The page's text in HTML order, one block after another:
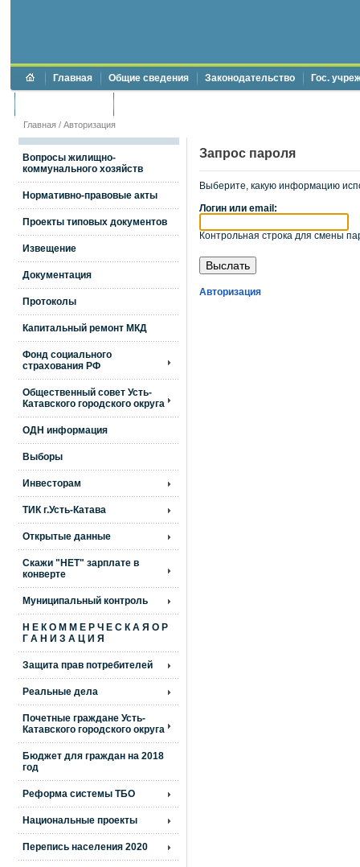
Главная Общие сведения Законодательство Гос.
Главная / Авторизация
Вопросы жилищно-
коммунального хозяйств
Нормативно-правовые акты
Проекты типовых документов
Извещение
Документация
Протоколы
Капитальный ремонт МКД
Фонд социального
страхования РФ
Общественный совет Усть-
Катавского городского округа
ОДН информация
Выборы
Инвесторам
ТИК г.Усть-Катава
Открытые данные
Скажи "НЕТ" зарплате в
конверте
Муниципальный контроль
Н Е К О М М Е Р Ч Е С К А Я О Р
Г А Н И З А Ц И Я
Защита прав потребителей
Реальные дела
Почетные граждане Усть-
Катавского городского округа
Бюджет для граждан на 2018
год
Реформа системы ТБО
Национальные проекты
Перепись населения 2020
Запрос пароля
Выберите, какую информацию
Логин или email:
Контрольная строка для смены
Авторизация